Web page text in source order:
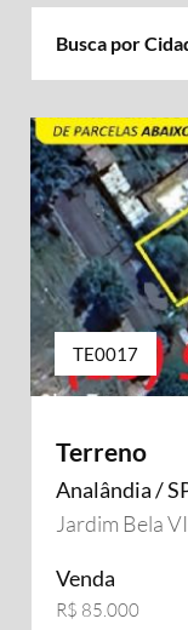
Busca por
TE0017
Terreno
Analândia /
Jardim Bela
Venda
R$ 85.000